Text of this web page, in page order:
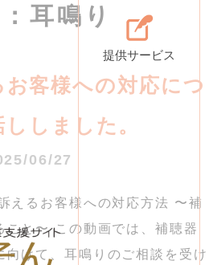
提供サービス
耳鳴り
客様への対応につ
しました。
06/27
えるお客様への対応方法 〜補
こと〜 この動画では、補聴器
向けて、耳鳴りのご相談を受け